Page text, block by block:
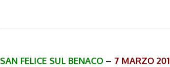
SAN FELICE SUL BENACO – 7 MARZO